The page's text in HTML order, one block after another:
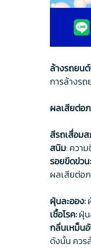
ล้างรถยน
การล้างร
ผลเสียต่อ
สีรถเสื่อม
สนิม: ควา
รอยขีดข่วน:
ผลเสียต่อ
ฝุ่นละออง:
เชื้อโรค:ฝุ่น
กลิ่นเหม็น
ดังนั้น ควร